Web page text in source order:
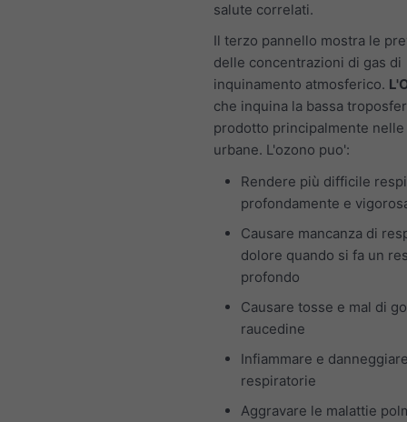
salute correlati.
Il terzo pannello mostra le
delle concentrazioni di gas di
inquinamento atmosferico.
che inquina la bassa
prodotto principalmente nelle
urbane. L'ozono puo':
Rendere più difficile
profondamente e
Causare mancanza di
dolore quando si fa un
profondo
Causare tosse e mal di
raucedine
Infiammare e
respiratorie
Aggravare le malattie